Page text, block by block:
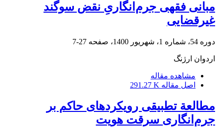
مبانی فقهی جرم‌انگاریِ نقض سوگند
غیرقضایی
دوره 54، شماره 1، شهریور 1400، صفحه 27-7
اردوان ارژنگ
مشاهده مقاله
اصل مقاله 291.27 K
مطالعة تطبیقی رویکردهای حاکم بر
جرم‌انگاری سرقت هویت